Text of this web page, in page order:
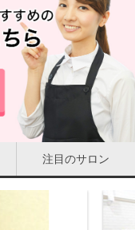
注目のサロン